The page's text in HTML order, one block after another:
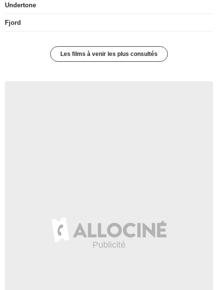
Undertone
Fjord
Les films à venir les plus consultés